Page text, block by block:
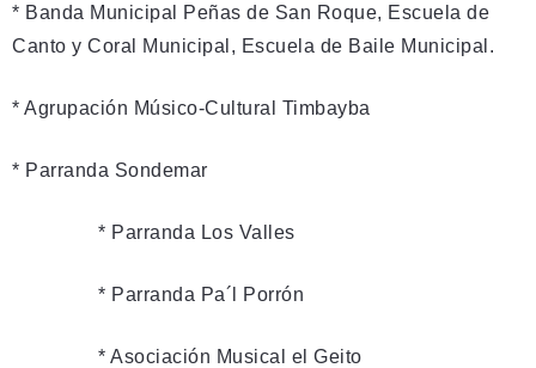
* Banda Municipal Peñas de San Roque, Escuela de
Canto y Coral Municipal, Escuela de Baile Municipal.
* Agrupación Músico-Cultural Timbayba
* Parranda Sondemar
* Parranda Los Valles
* Parranda Pa´l Porrón
* Asociación Musical el Geito